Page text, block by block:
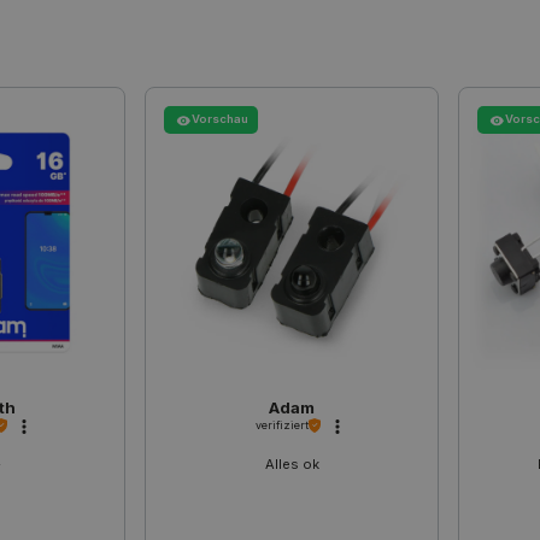
Vorschau
Adam
verifiziert
Alles ok
den Shop verlässt und später
botland.de
Sitzung
Cookie, das von Anwendungen
Sprache basieren. Dies ist eine
Verwalten von
Normalerweise handelt es sich um
Zahl. Die Art und Weise, wie sie
Site spezifisch sein. Ein gutes
Beibehaltung des Anmeldestatus
den Seiten.
1 Jahr
Dieses Cookie dient dazu, die
Verwendung von Cookies auf der
Einhaltung gesetzlicher
eine Einwilligung für bestimmte
erhalten.
Storage type